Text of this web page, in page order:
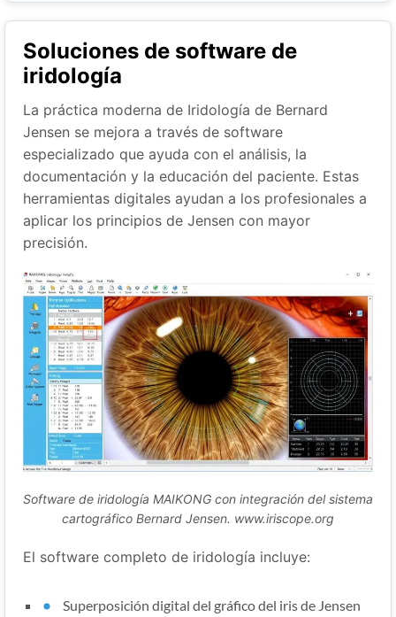
Soluciones de software de
iridología
La práctica moderna de Iridología de Bernard
Jensen se mejora a través de software
especializado que ayuda con el análisis, la
documentación y la educación del paciente. Estas
herramientas digitales ayudan a los profesionales a
aplicar los principios de Jensen con mayor
precisión.
Software de iridología MAIKONG con integración del sistema
cartográfico Bernard Jensen. www.iriscope.org
El software completo de iridología incluye:
Superposición digital del gráfico del iris de Jensen